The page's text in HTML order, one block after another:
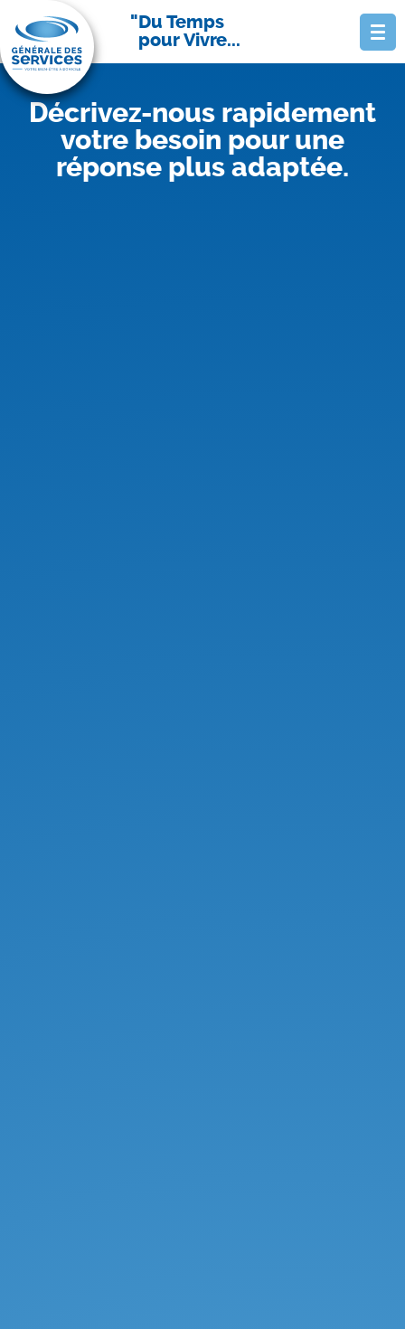
Du Temps
pour Vivre...
Décrivez-nous rapidement
votre besoin pour une
réponse plus adaptée.